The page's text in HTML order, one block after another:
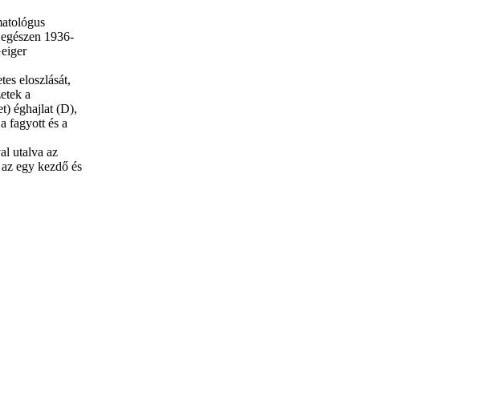
1936-
eloszlását,
a
éghajlat (D),
fagyott és a
utalva az
egy kezdő és